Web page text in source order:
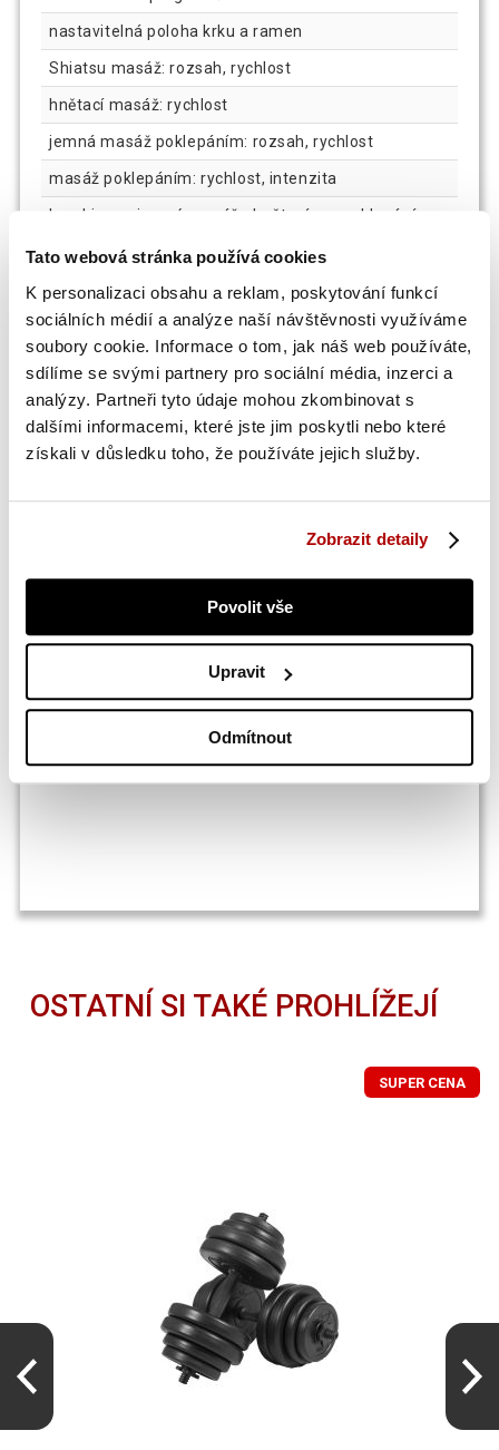
Tato webová stránka používá cookies
K personalizaci obsahu a reklam, poskytování funkcí
sociálních médií a analýze naší návštěvnosti využíváme
soubory cookie. Informace o tom, jak náš web používáte,
sdílíme se svými partnery pro sociální média, inzerci a
analýzy. Partneři tyto údaje mohou zkombinovat s
dalšími informacemi, které jste jim poskytli nebo které
získali v důsledku toho, že používáte jejich služby.
Zobrazit detaily
Povolit vše
Upravit
Odmítnout
nastavitelná poloha krku a ramen
Shiatsu masáž: rozsah, rychlost
hnětací masáž: rychlost
jemná masáž poklepáním: rozsah, rychlost
masáž poklepáním: rychlost, intenzita
kombinace jemné masáže hnětením a poklepáním:
válečková masáž nohou: intenzita 0-3
masáž tlakem vzduchu:
masáž ramen, předloktí, rukou, lýtek, chodidel
počet vzduchových polštářků: 28
ramenní poplštářky nastavitelné na šířku
OSTATNÍ SI TAKÉ PROHLÍŽEJÍ
SUPER CENA